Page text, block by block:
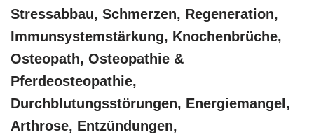
Stressabbau, Schmerzen, Regeneration,
Immunsystemstärkung, Knochenbrüche,
Osteopath, Osteopathie &
Pferdeosteopathie,
Durchblutungsstörungen, Energiemangel,
Arthrose, Entzündungen,